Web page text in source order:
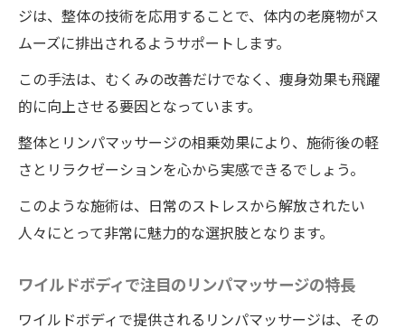
整体の技術を活用したリンパマッサージで痩身
効果100%を実感
痩身効果を最大化する整体院ワイルドボデ
ィの施術技術
リンパマッサージと痩身の関係
ワイルドボディの施術で実感する痩身効果
一度の施術で変わるボディライン
整体院ワイルドボディの施術技術が支える
徳島県で得られる理想の体型
驚異の効果！ワイルドボディで体験できるリン
ジは、整体の技術を応用することで、体内の老廃物がス
ムーズに排出されるようサポートします。
この手法は、むくみの改善だけでなく、痩身効果も飛躍
的に向上させる要因となっています。
整体とリンパマッサージの相乗効果により、施術後の軽
さとリラクゼーションを心から実感できるでしょう。
このような施術は、日常のストレスから解放されたい
人々にとって非常に魅力的な選択肢となります。
ワイルドボディで注目のリンパマッサージの特長
ワイルドボディで提供されるリンパマッサージは、その